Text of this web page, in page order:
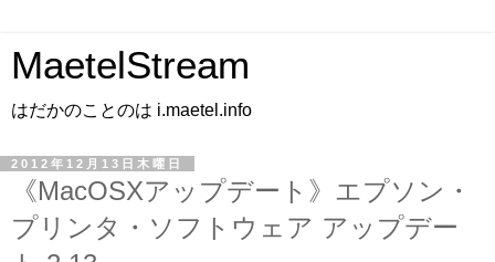
MaetelStream
はだかのことのは i.maetel.info
2012年12月13日木曜日
《MacOSXアップデート》エプソン・
プリンタ・ソフトウェア アップデー